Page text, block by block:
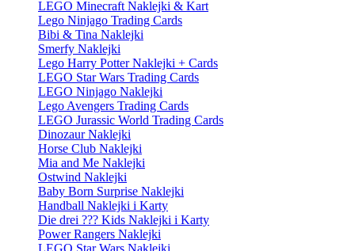
LEGO Minecraft Naklejki & Kart
Lego Ninjago Trading Cards
Bibi & Tina Naklejki
Smerfy Naklejki
Lego Harry Potter Naklejki + Cards
LEGO Star Wars Trading Cards
LEGO Ninjago Naklejki
Lego Avengers Trading Cards
LEGO Jurassic World Trading Cards
Dinozaur Naklejki
Horse Club Naklejki
Mia and Me Naklejki
Ostwind Naklejki
Baby Born Surprise Naklejki
Handball Naklejki i Karty
Die drei ??? Kids Naklejki i Karty
Power Rangers Naklejki
LEGO Star Wars Naklejki